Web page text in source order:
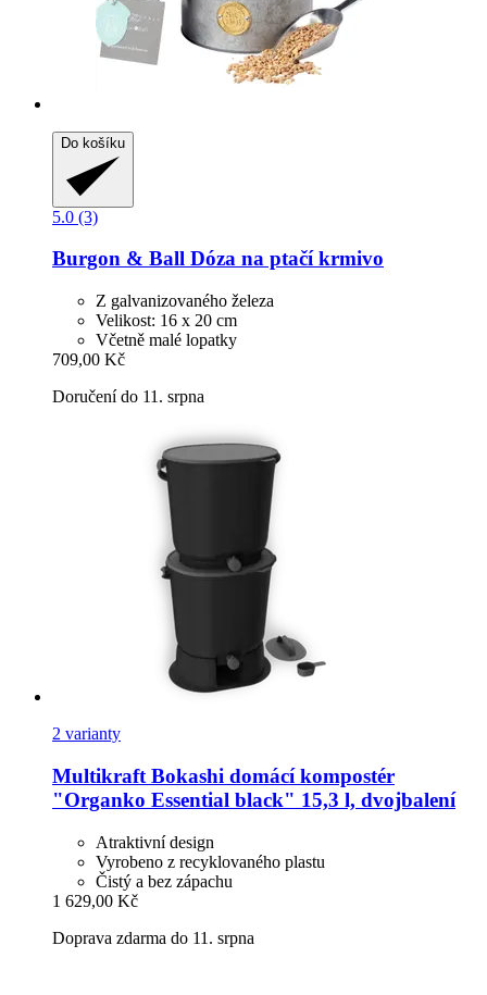
Do košíku
5.0 (3)
Burgon & Ball Dóza na ptačí krmivo
Z galvanizovaného železa
Velikost: 16 x 20 cm
Včetně malé lopatky
709,00 Kč
Doručení do 11. srpna
2 varianty
Multikraft Bokashi domácí kompostér
"Organko Essential black" 15,3 l, dvojbalení
Atraktivní design
Vyrobeno z recyklovaného plastu
Čistý a bez zápachu
1 629,00 Kč
Doprava zdarma do 11. srpna